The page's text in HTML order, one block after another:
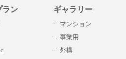
ラン ギャラリー
マンション
事業用
外構